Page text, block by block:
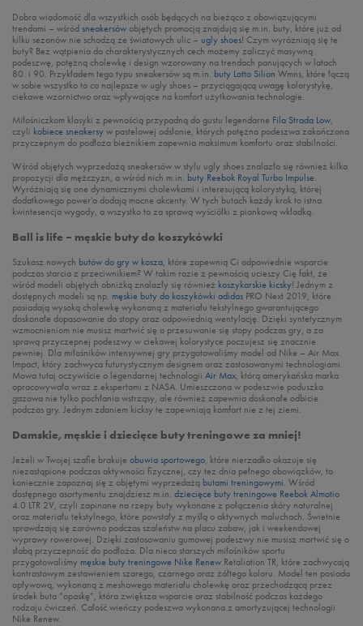
Dobra wiadomość dla wszystkich osób będących na bieżąco z obowiązującymi
trendami – wśród sneakersówobjętych promocją znajdują się m.in. buty, które już od
kilku sezonów nie schodzą ze światowych ulic – ugly shoes! Czym wyróżniają się te
buty? Bez wątpienia do charakterystycznych cech możemy zaliczyć masywną
podeszwę, potężną cholewkę i design wzorowany na trendach panujących w latach
80. i 90. Przykładem tego typu sneakersów są m.in. buty Lotto Silion Wmns, które łączą
w sobie wszystko to co najlepsze w ugly shoes – przyciągającą uwagę kolorystykę,
ciekawe wzornictwo oraz wpływające na komfort użytkowania technologie.
Miłośniczkom klasyki z pewnością przypadną do gustu legendarne Fila Strada Low,
czyli kobiece sneakersy w pastelowej odsłonie, których potężna podeszwa zakończona
przyczepnym do podłoża bieżnikiem zapewnia maksimum komfortu oraz stabilności.
Wśród objętych wyprzedażą sneakersów w stylu ugly shoes znalazło się również kilka
propozycji dla mężczyzn, a wśród nich m.in. buty Reebok Royal Turbo Impulse.
Wyróżniają się one dynamicznymi cholewkami i interesującą kolorystyką, której
dodatkowego power’a dodają mocne akcenty. W tych butach każdy krok to istna
kwintesencja wygody, a wszystko to za sprawą wyściółki z piankową wkładką.
Ball is life – męskie buty do koszykówki
Szukasz nowych butów do gry w kosza, które zapewnią Ci odpowiednie wsparcie
podczas starcia z przeciwnikiem? W takim razie z pewnością ucieszy Cię fakt, że
wśród modeli objętych obniżką znalazły się również koszykarskie kicsky! Jednym z
dostępnych modeli są np. męskie buty do koszykówki adidas PRO Next 2019, które
posiadają wysoką cholewkę wykonaną z materiału tekstylnego gwarantującego
doskonałe dopasowanie do stopy oraz odpowiednią wentylację. Dzięki syntetycznym
wzmocnieniom nie musisz martwić się o przesuwanie się stopy podczas gry, a za
sprawą przyczepnej podeszwy w ciekawej kolorystyce poczujesz się znacznie
pewniej. Dla miłośników intensywnej gry przygotowaliśmy model od Nike – Air Max
Impact, który zachwyca futurystycznym designem oraz zastosowanymi technologiami.
Mowa tutaj oczywiście o legendarnej technologii Air Max, którą amerykańska marka
opracowywała wraz z ekspertami z NASA. Umieszczona w podeszwie poduszka
gazowa nie tylko pochłania wstrząsy, ale również zapewnia doskonałe odbicie
podczas gry. Jednym zdaniem kicksy te zapewniają komfort nie z tej ziemi.
Damskie, męskie i dziecięce buty treningowe za mniej!
Jeżeli w Twojej szafie brakuje obuwia sportowego, które nierzadko okazuje się
niezastąpione podczas aktywności fizycznej, czy też dnia pełnego obowiązków, to
koniecznie zapoznaj się z objętymi wyprzedażą butami treningowymi. Wśród
dostępnego asortymentu znajdziesz m.in. dziecięce buty treningowe Reebok Almotio
4.0 LTR 2V, czyli zapinane na rzepy buty wykonane z połączenia skóry naturalnej
oraz materiału tekstylnego, które powstały z myślą o aktywnych maluchach. Świetnie
sprawdzają się zarówno podczas szaleństw na placu zabaw, jak i weekendowej
wyprawy rowerowej. Dzięki zastosowaniu gumowej podeszwy nie musisz martwić się o
słabą przyczepność do podłoża. Dla nieco starszych miłośników sportu
przygotowaliśmy męskie buty treningowe Nike Renew Retaliation TR, które zachwycają
kontrastowym zestawieniem szarego, czarnego oraz żółtego koloru. Model ten posiada
opływową, wykonaną z meshowego materiału cholewkę oraz przechodzącą przez
środek buta ”opaskę”, która zwiększa wsparcie oraz stabilność podczas każdego
rodzaju ćwiczeń. Całość wieńczy podeszwa wykonana z amortyzującej technologii
Nike Renew.